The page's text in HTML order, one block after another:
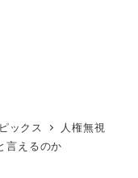
ックス
人権無視
言えるのか